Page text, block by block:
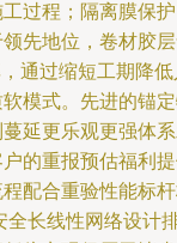
过程；隔离膜保
先地位，卷材胶
通过缩短工期降
模式。先进的锚
延更乐观更强体
的重报预估福利
配合重验性能标
长线性网络设计